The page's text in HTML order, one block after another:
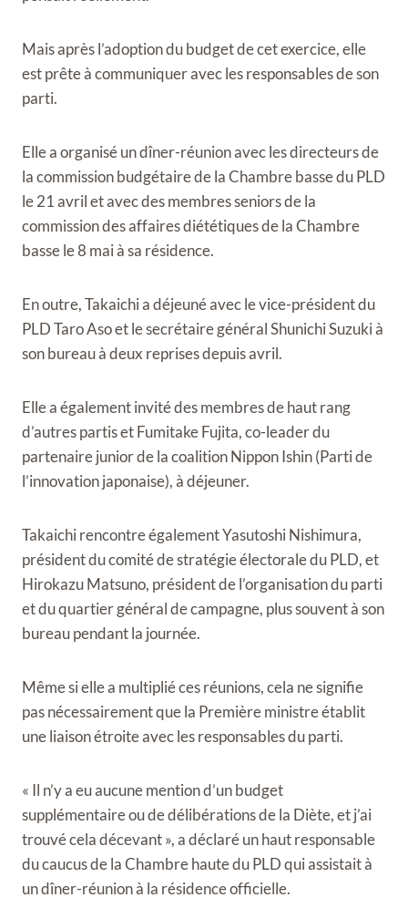
Mais après l’adoption du budget de cet exercice, elle
est prête à communiquer avec les responsables de son
parti.
Elle a organisé un dîner-réunion avec les directeurs de
la commission budgétaire de la Chambre basse du PLD
le 21 avril et avec des membres seniors de la
commission des affaires diététiques de la Chambre
basse le 8 mai à sa résidence.
En outre, Takaichi a déjeuné avec le vice-président du
PLD Taro Aso et le secrétaire général Shunichi Suzuki à
son bureau à deux reprises depuis avril.
Elle a également invité des membres de haut rang
d’autres partis et Fumitake Fujita, co-leader du
partenaire junior de la coalition Nippon Ishin (Parti de
l’innovation japonaise), à ​​déjeuner.
Takaichi rencontre également Yasutoshi Nishimura,
président du comité de stratégie électorale du PLD, et
Hirokazu Matsuno, président de l’organisation du parti
et du quartier général de campagne, plus souvent à son
bureau pendant la journée.
Même si elle a multiplié ces réunions, cela ne signifie
pas nécessairement que la Première ministre établit
une liaison étroite avec les responsables du parti.
« Il n’y a eu aucune mention d’un budget
supplémentaire ou de délibérations de la Diète, et j’ai
trouvé cela décevant », a déclaré un haut responsable
du caucus de la Chambre haute du PLD qui assistait à
un dîner-réunion à la résidence officielle.